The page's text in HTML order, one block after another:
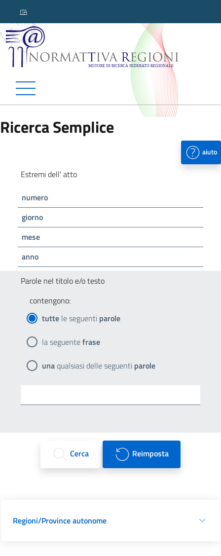
ITA
Normattiva Regioni -
Ricerca Semplice
aiuto
Estremi dell' atto
numero
giorno
mese
anno
Parole nel titolo e/o testo
contengono:
tutte le seguenti parole
la seguentefrase
unaqualsiasi delle seguenti parole
Cerca Reimposta
Regioni/Province autonome